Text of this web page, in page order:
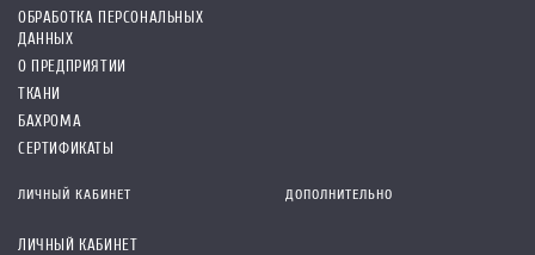
ОБРАБОТКА ПЕРСОНАЛЬНЫХ
ДАННЫХ
О ПРЕДПРИЯТИИ
ТКАНИ
БАХРОМА
СЕРТИФИКАТЫ
ЛИЧНЫЙ КАБИНЕТ
ЛИЧНЫЙ КАБИНЕТ
ДОПОЛНИТЕЛЬНО